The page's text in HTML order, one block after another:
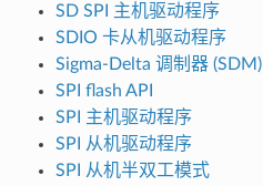
SD SPI 主机驱动程序
SDIO 卡从机驱动程序
Sigma-Delta 调制器 (SDM)
SPI flash API
SPI 主机驱动程序
SPI 从机驱动程序
SPI 从机半双工模式